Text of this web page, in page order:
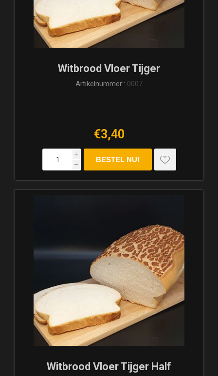
Witbrood Vloer Tijger
Artikelnummer:: 0007
€3,40
i
h
Witbrood Vloer Tijger Half